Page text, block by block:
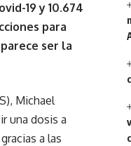
19 y 10.674
para
ser la
Michael
una dosis a
a las